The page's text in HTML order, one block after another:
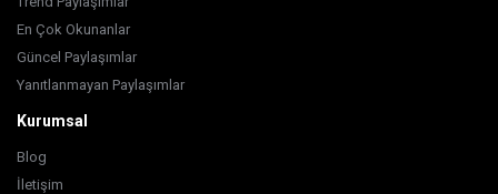
En Çok Okunanlar
Güncel Paylaşımlar
Yanıtlanmayan Paylaşımlar
Kurumsal
Blog
İletişim